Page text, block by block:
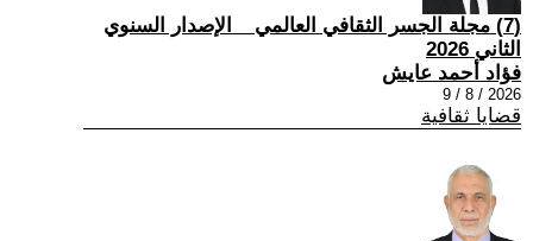
(7) مجلة الجسر الثقافي العالمي _ الإصدار السنوي
الثاني 2026
فؤاد أحمد عايش
2026 / 8 / 9
قضايا ثقافية